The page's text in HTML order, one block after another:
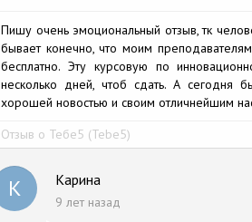
Пишу очень эмоциональный отзыв, тк
бывает конечно, что моим
бесплатно. Эту курсовую по
несколько дней, чтоб сдать. А сегодня
хорошей новостью и своим отличнейшим
Отзыв о Тебе5 (Tebe5)
К Карина
9 лет назад